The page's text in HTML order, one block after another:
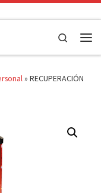
Search
» RECUPERACIÓN